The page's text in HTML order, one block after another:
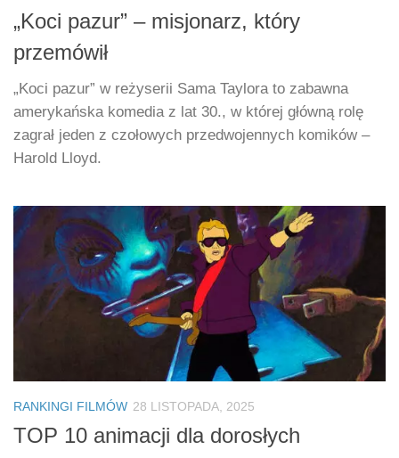
„Koci pazur” – misjonarz, który
przemówił
„Koci pazur” w reżyserii Sama Taylora to zabawna
amerykańska komedia z lat 30., w której główną rolę
zagrał jeden z czołowych przedwojennych komików –
Harold Lloyd.
RANKINGI FILMÓW 28 LISTOPADA, 2025
TOP 10 animacji dla dorosłych